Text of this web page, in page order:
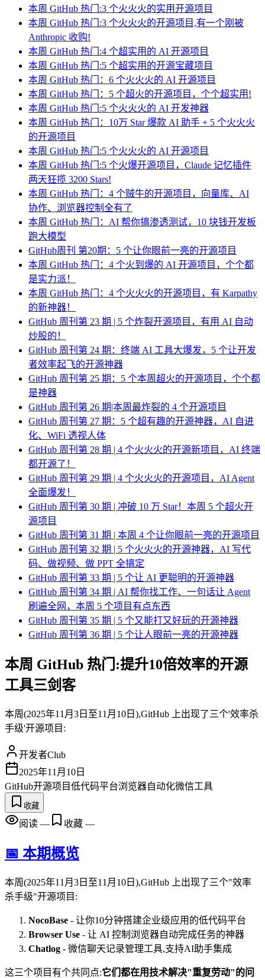
本周 GitHub 热门:3 个火火火的实用开源项目
本周 GitHub 热门:3 个火火火的开源项目,有一个刚被
Anthropic 收购!
本周 GitHub 热门:4 个超实用的 AI 开源项目
本周 GitHub 热门:5 个超实用的开源宝藏项目
本周 GitHub 热门：6 个火火火的 AI 开源项目
本周 GitHub 热门：5 个超火的开源项目，个个超实用!
本周 GitHub 热门:5 个火火火的 AI 开发神器
本周 GitHub 热门：10万 Star 爆款 AI 助手 + 5 个火火火
的开源项目
本周 GitHub 热门:5 个火火火的 AI 开源项目
本周 GitHub 热门:5 个火爆开源项目，Claude 记忆插件
两天狂揽 3200 Stars!
本周 GitHub 热门：4 个贼牛的开源项目，向量库、AI
协作、浏览器控制全有了
本周 GitHub 热门：AI 帮你搞渗透测试，10 块钱开发板
跑大模型
GitHub周刊 第20期：5 个让你眼前一亮的开源项目
本周 GitHub 热门：4 个火到爆的 AI 开源项目，个个都
是实力派！
本周 GitHub 热门：4 个火火火的开源项目，有 Karpathy
的新神器！
GitHub 周刊第 23 期 | 5 个炸裂开源项目，有用 AI 自动
炒股的！
GitHub 周刊第 24 期：终端 AI 工具大爆发，5 个让开发
者效率起飞的开源神器
GitHub 周刊第 25 期：5 个本周超火的开源项目，个个都
是神器
GitHub 周刊第 26 期|本周最炸裂的 4 个开源项目
GitHub 周刊第 27 期：5 个超有趣的开源神器，AI 自进
化、WiFi 透视人体
GitHub 周刊第 28 期 | 4 个火火火的开源新项目，AI 终端
都开源了！
GitHub 周刊第 29 期 | 4 个火火火的开源项目，AI Agent
全面爆发！
GitHub 周刊第 30 期 | 冲破 10 万 Star！本周 5 个超火开
源项目
GitHub 周刊第 31 期 | 本周 4 个让你眼前一亮的开源项目
GitHub 周刊第 32 期 | 5 个火火火的开源神器，AI 写代
码、做视频、做 PPT 全搞定
GitHub 周刊第 33 期 | 5 个让 AI 更聪明的开源神器
GitHub 周刊第 34 期 | AI 帮你找工作、一句话让 Agent
刷遍全网，本周 5 个项目有点东西
GitHub 周刊第 35 期 | 5 个又能打又好玩的开源神器
GitHub 周刊第 36 期 | 5 个让人眼前一亮的开源神器
本周 GitHub 热门:提升10倍效率的开源
工具三剑客
本周(2025年11月3日至11月10日),GitHub 上出现了三个'效率杀
手级'开源项目:
开发者Club
2025年11月10日
GitHub开源项目低代码平台浏览器自动化微信工具
收藏
阅读 — 收藏 —
📅 本期概览
本周(2025年11月3日至11月10日),GitHub 上出现了三个"效率
杀手级"开源项目:
NocoBase - 让你10分钟搭建企业级应用的低代码平台
Browser Use - 让 AI 控制浏览器自动完成任务的神器
Chatlog - 微信聊天记录管理工具,支持AI助手集成
这三个项目有个共同点:它们都在用技术解决"重复劳动"的问